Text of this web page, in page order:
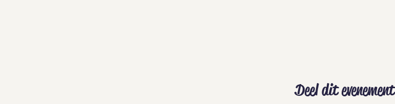
Deel dit evenement